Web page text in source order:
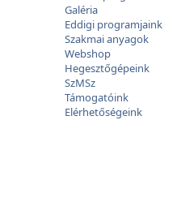
Galéria
Eddigi programjaink
Szakmai anyagok
Webshop
Hegesztőgépeink
SzMSz
Támogatóink
Elérhetőségeink